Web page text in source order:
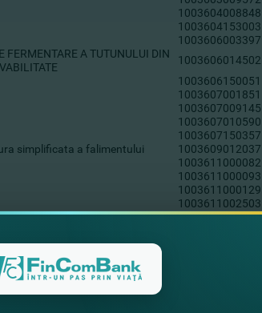
1003604008848
1003604153003
1003606003397
FERMENTARE A TUTUNULUI DIN
1003606014502
1003606150051
1003607001851
1003607009145
1003607010590
1003607150357
simplificata a falimentului 1003609012037
1003611000082
1003611000093
1003611000129
1003611002503
1003611003636